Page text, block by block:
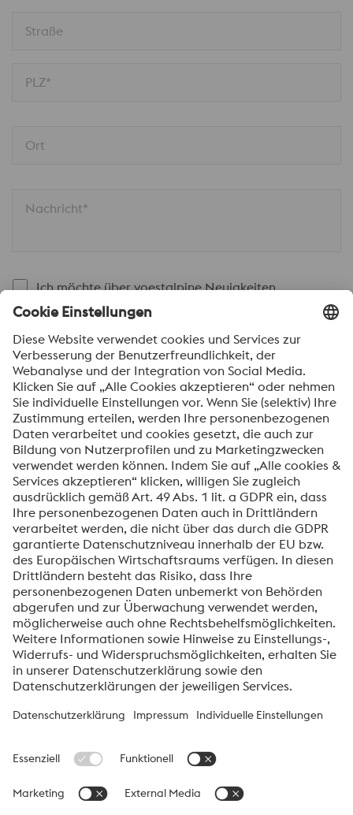
Straße
PLZ*
Ort
Nachricht*
Ich möchte über voestalpine Neuigkeiten
automatisch informiert werden.
SENDEN
Anti-Roboter-Verifizierung
Hier klicken
FriendlyCaptcha ⇗
Mit dem Absenden dieses Formulars werden Ihre
personenbezogenen Daten zum Zweck der Bearbeitung
Ihrer Anfrage verarbeitet. Weitere Informationen zur
Verarbeitung Ihrer personenbezogenen Daten sowie zu
Ihren Rechten finden Sie in unserer
Datenschutzmitteilung.
voestalpine High Performance Metals International
GmbH
Die voestalpine High Performance Metals International GmbH ist
eine österreichische Vertriebsgesellschaft der High Performance
Metals Division des voestalpine-Konzerns. Die Division
Produktsegmente und ist weltweit Marktführer für
Werkzeugstähle und Sonderwerkstoffe.
voestalpine Group Navigation